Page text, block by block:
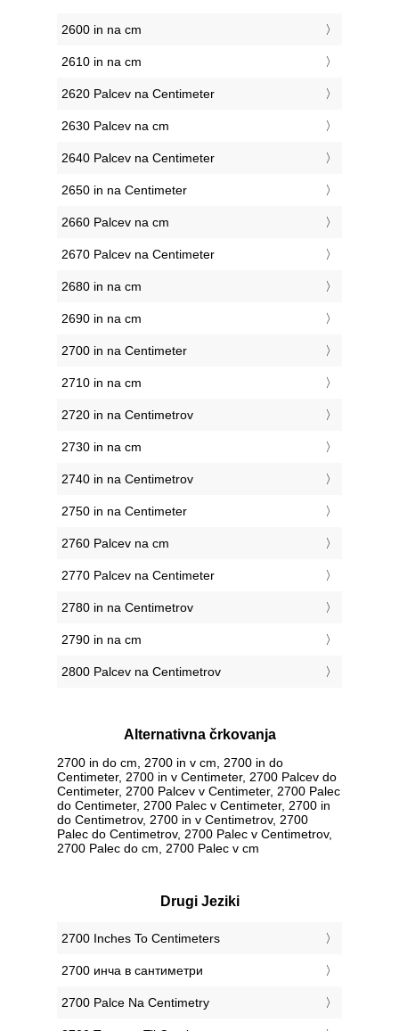
2600 in na cm
2610 in na cm
2620 Palcev na Centimeter
2630 Palcev na cm
2640 Palcev na Centimeter
2650 in na Centimeter
2660 Palcev na cm
2670 Palcev na Centimeter
2680 in na cm
2690 in na cm
2700 in na Centimeter
2710 in na cm
2720 in na Centimetrov
2730 in na cm
2740 in na Centimetrov
2750 in na Centimeter
2760 Palcev na cm
2770 Palcev na Centimeter
2780 in na Centimetrov
2790 in na cm
2800 Palcev na Centimetrov
Alternativna črkovanja
2700 in do cm, 2700 in v cm, 2700 in do
Centimeter, 2700 in v Centimeter, 2700 Palcev do
Centimeter, 2700 Palcev v Centimeter, 2700 Palec
do Centimeter, 2700 Palec v Centimeter, 2700 in
do Centimetrov, 2700 in v Centimetrov, 2700
Palec do Centimetrov, 2700 Palec v Centimetrov,
2700 Palec do cm, 2700 Palec v cm
Drugi Jeziki
‎2700 Inches To Centimeters
‎2700 инча в сантиметри
‎2700 Palce Na Centimetry